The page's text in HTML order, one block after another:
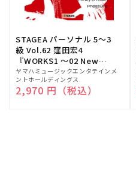
STAGEA パーソナル 5～3
級 Vol.62 窪田宏4
『WORKS1 ～02 New
edition～』
販
売
元:
ヤマハミュージックエンタテインメ
ントホールディングス
通常価格
2,970 円（税込）